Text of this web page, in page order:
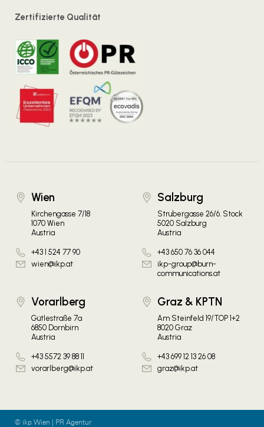
Zertifizierte Qualität
Wien
Kirchengasse 7/18
1070 Wien
Austria
+43 1 524 77 90
wien@ikp.at
Salzburg
Strubergasse 26/6. Stock
5020 Salzburg
Austria
+43 650 76 36 044
ikp-group@burn-
communications.at
Vorarlberg
Gütlestraße 7a
6850 Dornbirn
Austria
+43 5572 39 88 11
vorarlberg@ikp.at
Graz & KPTN
Am Steinfeld 19/TOP 1+2
8020 Graz
Austria
+43 699 12 13 26 08
graz@ikp.at
© ikp Wien | PR Agentur